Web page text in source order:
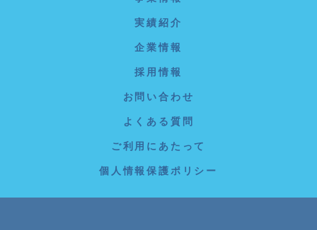
実績紹介
企業情報
採用情報
お問い合わせ
よくある質問
ご利用にあたって
個人情報保護ポリシー